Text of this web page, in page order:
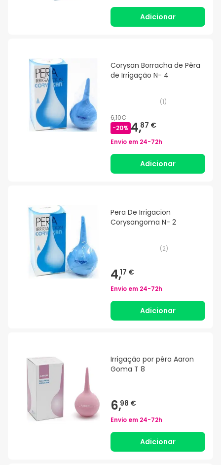
Adicionar
Corysan Borracha de Pêra
de Irrigação N- 4
(1)
6,10€
-20% 4,87 €
Envio em 24-72h
Adicionar
Pera De Irrigacion
Corysangoma N- 2
(2)
4,17 €
Envio em 24-72h
Adicionar
Irrigação por pêra Aaron
Goma T 8
6,98 €
Envio em 24-72h
Adicionar